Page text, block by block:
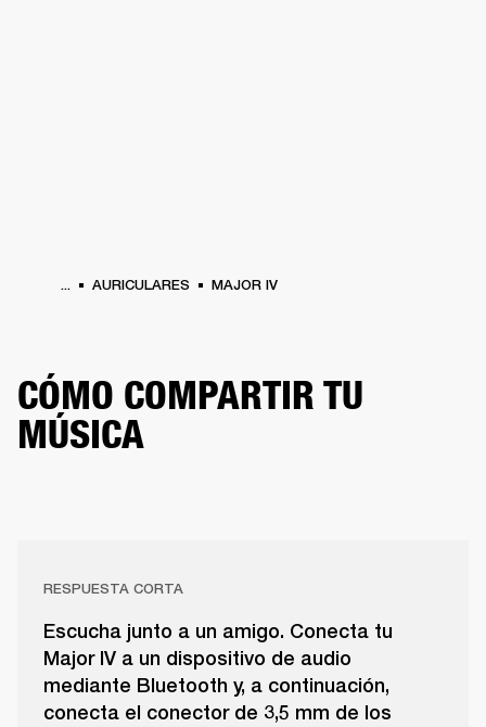
... AURICULARES MAJOR IV
CÓMO COMPARTIR TU
MÚSICA
RESPUESTA CORTA
Escucha junto a un amigo. Conecta tu
Major IV a un dispositivo de audio
mediante Bluetooth y, a continuación,
conecta el conector de 3,5 mm de los